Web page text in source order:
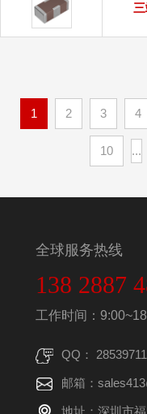
1 2 3 4
10 ...
全球服务热线
138 2887
工作时间：
QQ：
邮箱：
地址：深圳市